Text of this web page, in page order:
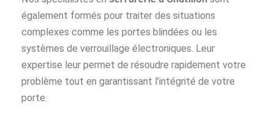
également formés pour traiter des situations
complexes comme les portes blindées ou les
systèmes de verrouillage électroniques. Leur
expertise leur permet de résoudre rapidement votre
problème tout en garantissant l’intégrité de votre
porte.